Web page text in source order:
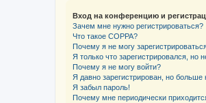
Вход на конференцию и
Зачем мне нужно регистрироваться?
Что такое COPPA?
Почему я не могу
Я только что зарегистрировался, но
Почему я не могу войти?
Я давно зарегистрирован, но больше
Я забыл пароль!
Почему мне периодически